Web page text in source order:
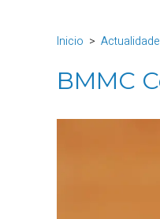
Inicio Actualidade
BMMC